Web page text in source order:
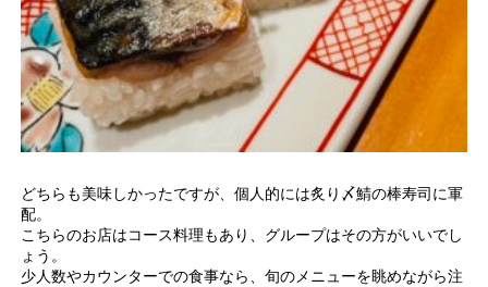
どちらも美味しかったですが、個人的には炙り〆鯖の棒寿司に軍
配。
こちらのお店はコース料理もあり、グループはその方がいいでし
ょう。
少人数やカウンターでの食事なら、旬のメニューを眺めながら注